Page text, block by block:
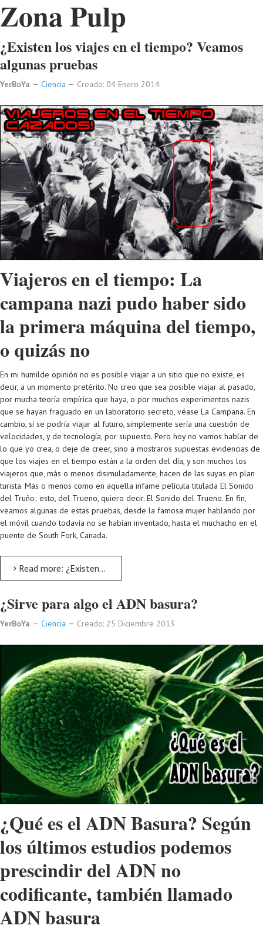
Zona Pulp
¿Existen los viajes en el tiempo? Veamos
algunas pruebas
YerBoYa Ciencia Creado: 04 Enero 2014
Viajeros en el tiempo: La
campana nazi pudo haber sido
la primera máquina del tiempo,
o quizás no
En mi humilde opinión no es posible viajar a un sitio que no existe, es
decir, a un momento pretérito. No creo que sea posible viajar al pasado,
por mucha teoría empírica que haya, o por muchos experimentos nazis
que se hayan fraguado en un laboratorio secreto, véase La Campana. En
cambio, sí se podría viajar al futuro, simplemente sería una cuestión de
velocidades, y de tecnología, por supuesto. Pero hoy no vamos hablar de
lo que yo crea, o deje de creer, sino a mostraros supuestas evidencias de
que los viajes en el tiempo están a la orden del día, y son muchos los
viajeros que, más o menos disimuladamente, hacen de las suyas en plan
turista. Más o menos como en aquella infame película titulada El Sonido
del Truño; esto, del Trueno, quiero decir. El Sonido del Trueno. En fin,
veamos algunas de estas pruebas, desde la famosa mujer hablando por
el móvil cuando todavía no se habían inventado, hasta el muchacho en el
puente de South Fork, Canada.
Read more: ¿Existen los viajes en el tiempo? Veamos algunas pruebas
¿Sirve para algo el ADN basura?
YerBoYa Ciencia Creado: 25 Diciembre 2013
¿Qué es el ADN Basura? Según
los últimos estudios podemos
prescindir del ADN no
codificante, también llamado
ADN basura